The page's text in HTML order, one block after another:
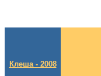
Клеша - 2008